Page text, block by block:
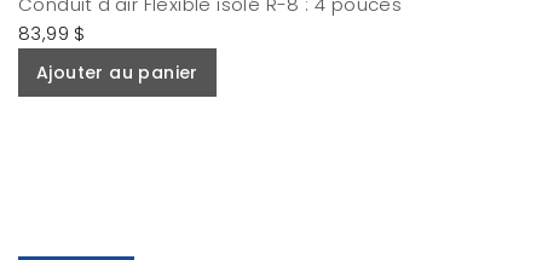
83,99 $
Ajouter au panier